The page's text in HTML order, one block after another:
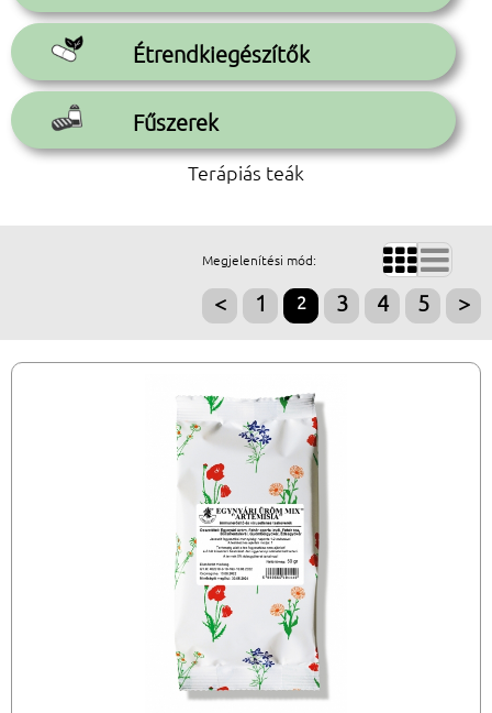
Étrendkiegészítők
Fűszerek
Terápiás teák
Megjelenítési mód: 
< 1 2 3 4 5 >